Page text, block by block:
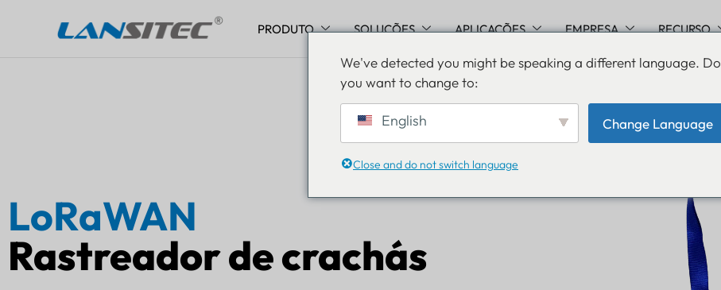
PRODUTO SOLUÇÕES APLICAÇÕES EMPRESA RECURSO
LoRaWAN
Rastreador de crachás
We've detected you might be speaking a different language. Do
you want to change to:
English Change Language
Close and do not switch language